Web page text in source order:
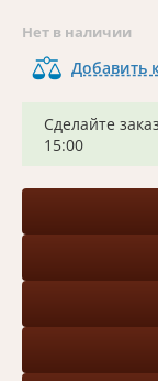
Нет в наличии
Добавить
Сделайте
15:00